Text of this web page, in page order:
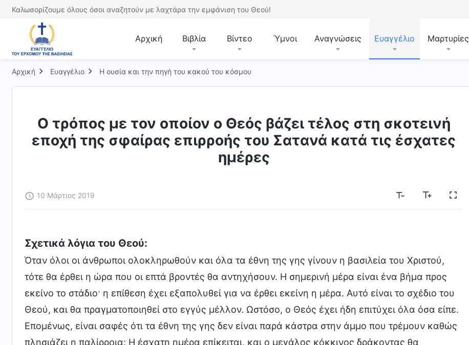
Καλωσορίζουμε όλους όσοι αναζητούν με λαχτάρα την εμφάνιση του Θεού!
Αρχική Βιβλία Βίντεο Ύμνοι Αναγνώσεις Ευαγγέλιο Μαρτυρίες
Αρχική Ευαγγέλιο Η ουσία και την πηγή του κακού του κόσμου
Ο τρόπος με τον οποίον ο Θεός βάζει τέλος στη σκοτεινή
εποχή της σφαίρας επιρροής του Σατανά κατά τις έσχατες
ημέρες
10 Μάρτιος 2019
Σχετικά λόγια του Θεού:
Όταν όλοι οι άνθρωποι ολοκληρωθούν και όλα τα έθνη της γης γίνουν η βασιλεία του Χριστού,
τότε θα έρθει η ώρα που οι επτά βροντές θα αντηχήσουν. Η σημερινή μέρα είναι ένα βήμα προς
εκείνο το στάδιο· η επίθεση έχει εξαπολυθεί για να έρθει εκείνη η μέρα. Αυτό είναι το σχέδιο του
Θεού, και θα πραγματοποιηθεί στο εγγύς μέλλον. Ωστόσο, ο Θεός έχει ήδη επιτύχει όλα όσα είπε.
Επομένως, είναι σαφές ότι τα έθνη της γης δεν είναι παρά κάστρα στην άμμο που τρέμουν καθώς
πλησιάζει η παλίρροια: Η έσχατη ημέρα επίκειται, και ο μεγάλος κόκκινος δράκοντας θα